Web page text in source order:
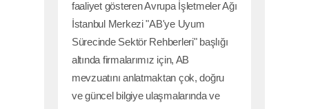
faaliyet gösteren Avrupa İşletmeler Ağı
İstanbul Merkezi "AB'ye Uyum
Sürecinde Sektör Rehberleri" başlığı
altında firmalarımız için, AB
mevzuatını anlatmaktan çok, doğru
ve güncel bilgiye ulaşmalarında ve